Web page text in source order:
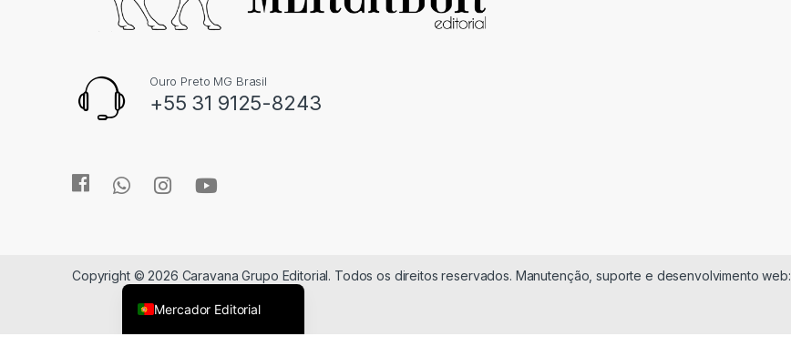
Ouro Preto MG Brasil
+55 31 9125-8243
Copyright © 2026 Caravana Grupo Editorial. Todos os direitos reservados. Manutenção, suporte e desenvolvimento web:
Mercador Editorial